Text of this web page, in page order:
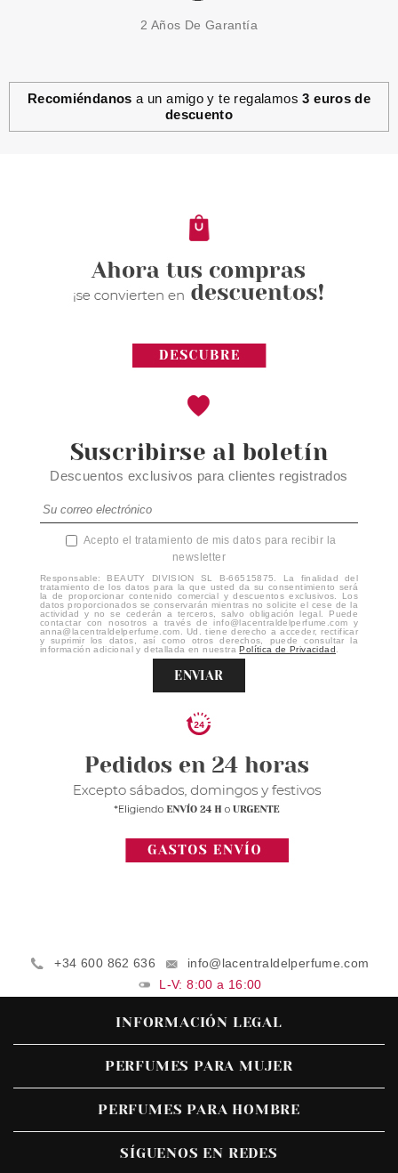
ESSENCE
3.50€
2 Años De Garantía
Recomiéndanos a un amigo y te regalamos3 euros de
descuento
Suscribirse al boletín
Descuentos exclusivos para clientes registrados
Acepto el tratamiento de mis datos para recibir la
newsletter
Responsable: BEAUTY DIVISION SL B-66515875. La finalidad del
tratamiento de los datos para la que usted da su consentimiento será
la de proporcionar contenido comercial y descuentos exclusivos. Los
datos proporcionados se conservarán mientras no solicite el cese de la
actividad y no se cederán a terceros, salvo obligación legal. Puede
contactar con nosotros a través de info@lacentraldelperfume.com y
anna@lacentraldelperfume.com. Ud. tiene derecho a acceder, rectificar
y suprimir los datos, así como otros derechos, puede consultar la
información adicional y detallada en nuestraPolítica de Privacidad
ENVIAR
+34 600 862 636
info@lacentraldelperfume.com
L-V: 8:00 a 16:00
INFORMACIÓN LEGAL
PERFUMES PARA MUJER
PERFUMES PARA HOMBRE
SÍGUENOS EN REDES